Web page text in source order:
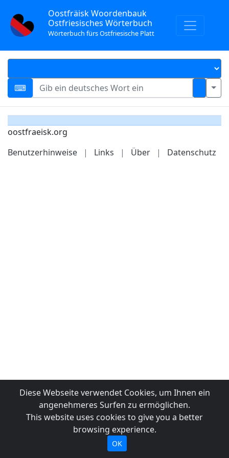
Oostfräisk Woordenbauk
Ostfriesisches Wörterbuch
Wörterbuch fürs Ostfriesische Platt
oostfraeisk.org
Benutzerhinweise
| Links | Über | Datenschutz
Diese Webseite verwendet Cookies, um Ihnen ein
angenehmeres Surfen zu ermöglichen.
This website uses cookies to give you a better
browsing experience.
OK